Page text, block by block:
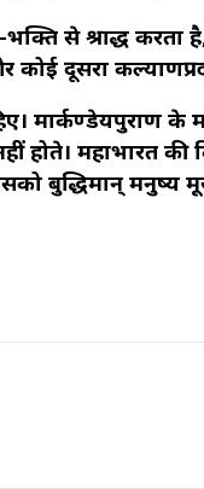
भक्ति से श्राद्ध
दूसरा कल्याणप्रद
मार्कण्डेयपुराण
होते। महाभारत की
बुद्धिमान् मनुष्य